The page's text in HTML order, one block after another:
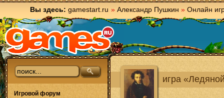
Вы здесь: gamestart.ru » Александр Пушкин » Онлайн
игра
Игровой форум